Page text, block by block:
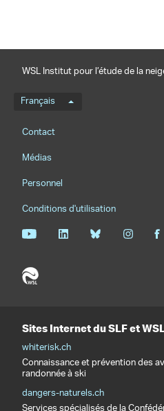
WSL Institut pour l’étude de la
Menu de langue
Français
Footernavigation
Contact
Médias
Personnel
Conditions d'utilisation
Sites Internet du SLF et
whiterisk.ch
Connaissance et prévention des
randonnée à ski
dangers-naturels.ch